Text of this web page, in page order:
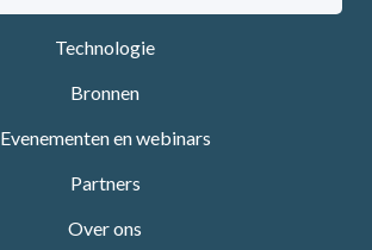
Technologie
Bronnen
Evenementen en webinars
Partners
Over ons